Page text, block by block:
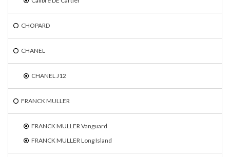
CHOPARD
CHANEL
CHANEL J12
FRANCK MULLER
FRANCK MULLER Vanguard
FRANCK MULLER Long Island